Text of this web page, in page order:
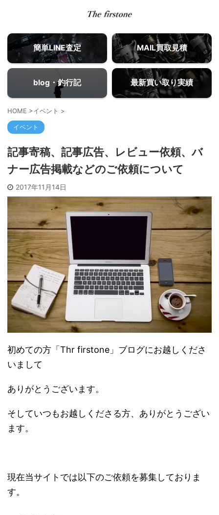
簡単LINE査定 MAIL買取見積
blog・釣行記 最新買い取り実績
HOME >イベント >
イベント
記事寄稿、記事広告、レビュー依頼、バ
ナー広告掲載などのご依頼について
2017年11月14日
初めての方「Thr firstone」ブログにお越しくださ
いまして
ありがとうございます。
そしていつもお越しくださる方、ありがとうござい
ます。
現在当サイトでは以下のご依頼を募集しておりま
す。